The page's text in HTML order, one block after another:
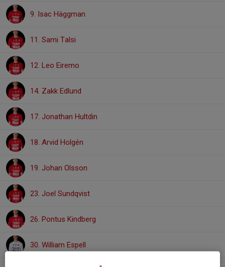
9. Isac Häggman
11. Sami Talsi
12. Leo Eiremo
14. Zakk Edlund
17. Jonathan Hultdin
18. Arvid Holgén
19. Johan Olsson
23. Joel Sundqvist
26. Pontus Kindberg
30. William Espell